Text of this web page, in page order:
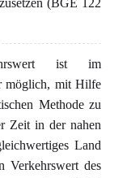
(BGE 122
ist im
möglich, mit Hilfe
Methode zu
Zeit in der nahen
Land
Verkehrswert des